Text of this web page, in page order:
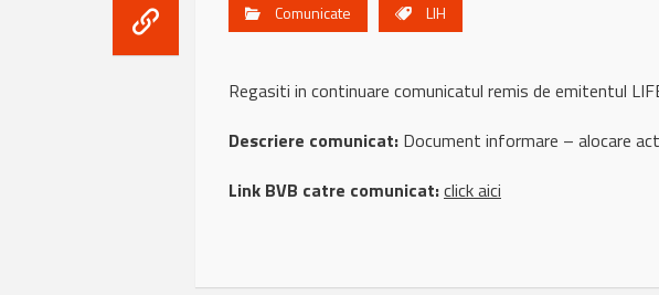
Comunicate LIH
Regasiti in continuare comunicatul remis de emitentul
Descriere comunicat: Document informare – alocare
Link BVB catre comunicat:click aici